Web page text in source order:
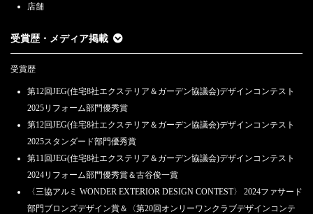
店舗
受賞歴・メディア掲載
受賞歴
第12回JEG(住宅8社エクステリア＆ガーデン協議会)デザインコンテスト
2025リフォーム部門優秀賞
第12回JEG(住宅8社エクステリア＆ガーデン協議会)デザインコンテスト
2025スタンダード部門優秀賞
第11回JEG(住宅8社エクステリア＆ガーデン協議会)デザインコンテスト
2024リフォーム部門優秀賞＆古谷俊一賞
〈三協アルミ WONDER EXTERIOR DESIGN CONTEST〉 2024ファサード
部門ブロンズデザイン賞＆〈第20回オンリーワンクラブデザインコンテ